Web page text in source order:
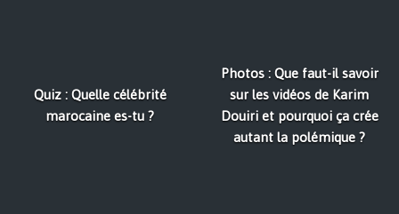
Quiz : Quelle célébrité
marocaine es-tu ?
Photos : Que faut-il savoir
sur les vidéos de Karim
Douiri et pourquoi ça crée
autant la polémique ?